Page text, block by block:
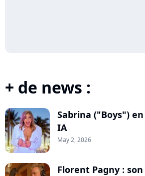
+ de news :
Sabrina ("Boys")
IA
May 2, 2026
Florent Pagny :